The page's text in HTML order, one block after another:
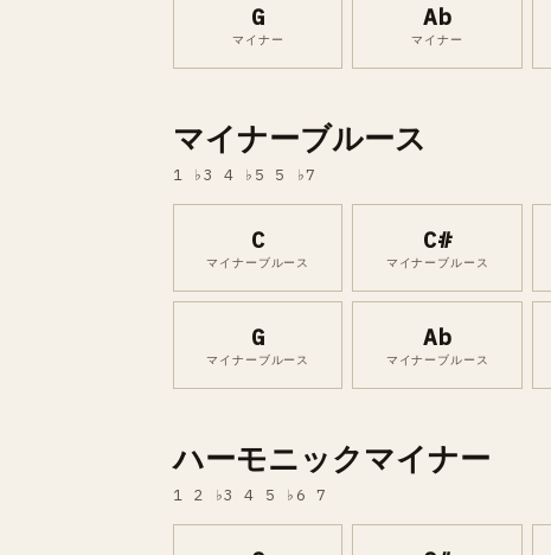
G
マイナー
Ab
マイナー
マイナーブルース
1 ♭3 4 ♭5 5 ♭7
C
マイナーブルース
C#
マイナーブルース
G
マイナーブルース
Ab
マイナーブルース
ハーモニックマイナー
1 2 ♭3 4 5 ♭6 7